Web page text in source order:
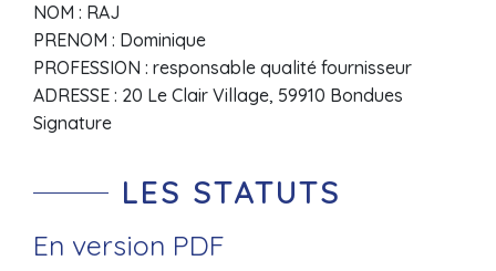
NOM : RAJ
PRENOM : Dominique
PROFESSION : responsable qualité fournisseur
ADRESSE : 20 Le Clair Village, 59910 Bondues
Signature
LES STATUTS
En version PDF